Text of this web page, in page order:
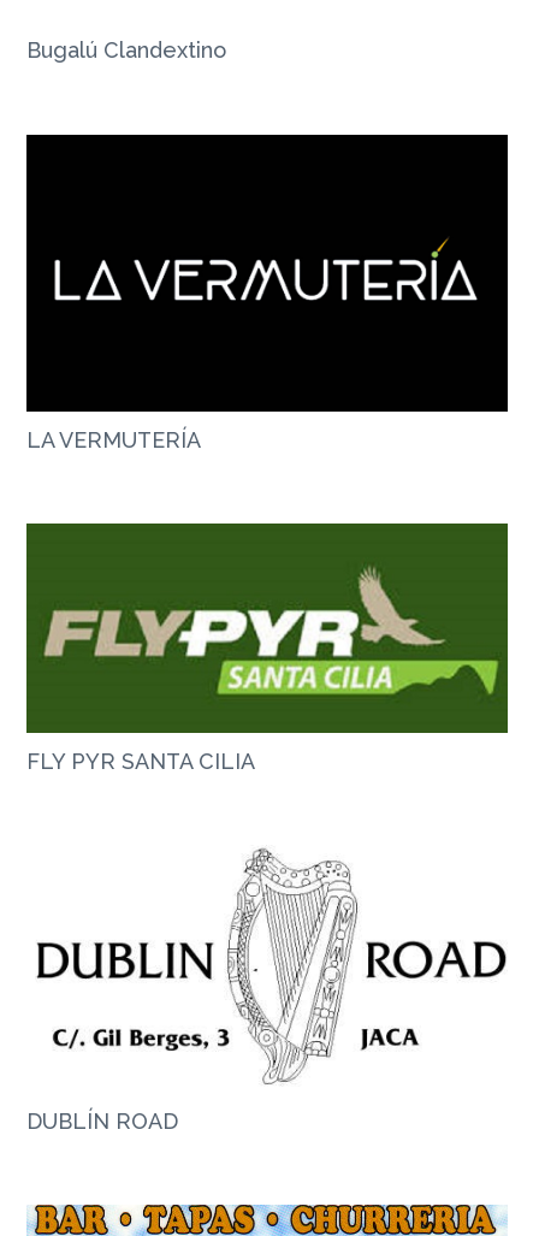
Bugalú Clandextino
LA VERMUTERÍA
FLY PYR SANTA CILIA
DUBLÍN ROAD